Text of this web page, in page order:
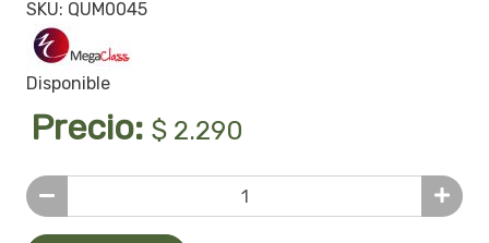
SKU: QUM0045
Disponible
Precio: $ 2.290